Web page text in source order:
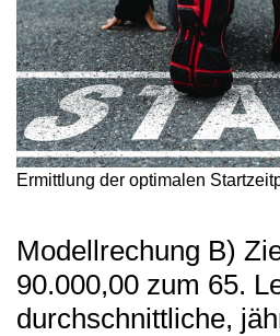
Ermittlung der optimalen
Modellrechung B)
90.000,00 zum 65.
durchschnittliche,